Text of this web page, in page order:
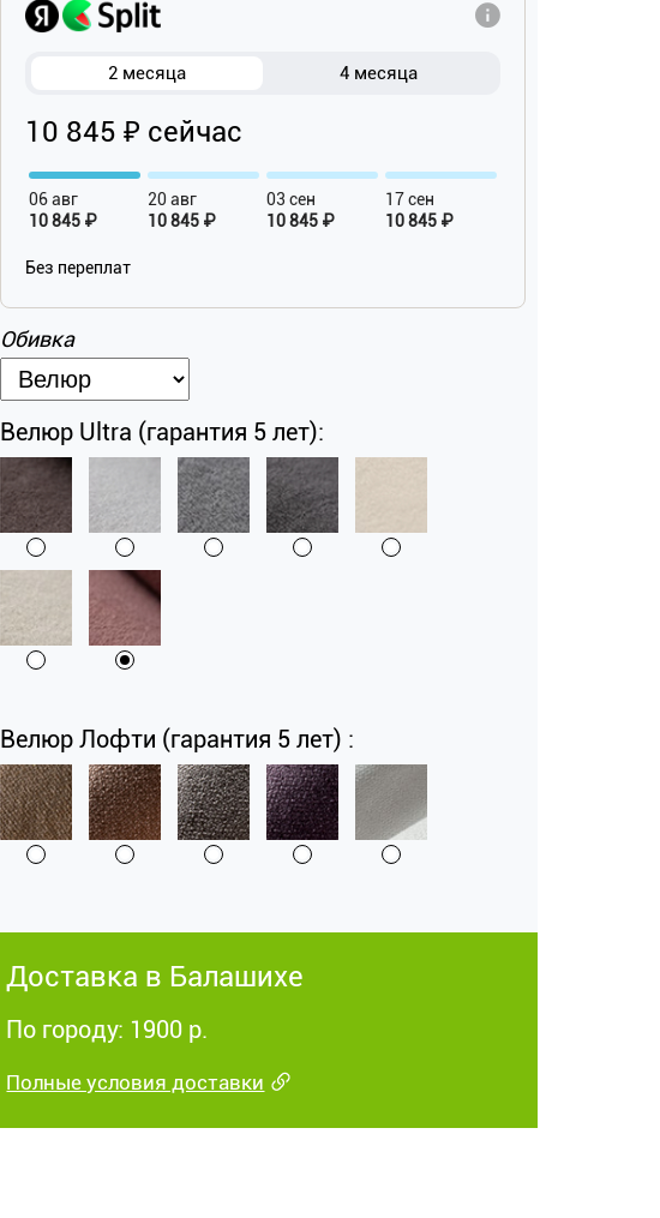
2 месяца 4 месяца
10 845 ₽ сейчас
06 авг
10 845 ₽
20 авг
10 845 ₽
03 сен
10 845 ₽
17 сен
10 845 ₽
Без переплат
Обивка
Велюр Ultra (гарантия 5 лет):
Велюр Лофти (гарантия 5 лет) :
Доставка в Балашихе
По городу: 1900 р.
Полные условия доставки